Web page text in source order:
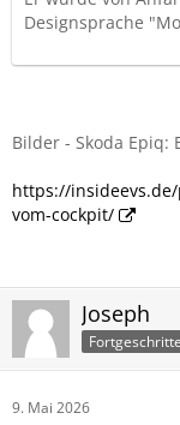
Designsprache
Bilder - Skoda Epiq:
https://
vom-cockpit/
Joseph
9. Mai 2026